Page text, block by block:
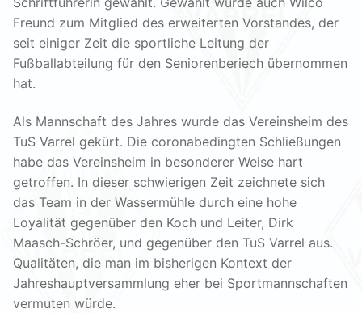
Freund zum Mitglied des erweiterten Vorstandes, der
seit einiger Zeit die sportliche Leitung der
Fußballabteilung für den Seniorenberiech übernommen
hat.
Als Mannschaft des Jahres wurde das Vereinsheim des
TuS Varrel gekürt. Die coronabedingten Schließungen
habe das Vereinsheim in besonderer Weise hart
getroffen. In dieser schwierigen Zeit zeichnete sich
das Team in der Wassermühle durch eine hohe
Loyalität gegenüber den Koch und Leiter, Dirk
Maasch-Schröer, und gegenüber den TuS Varrel aus.
Qualitäten, die man im bisherigen Kontext der
Jahreshauptversammlung eher bei Sportmannschaften
vermuten würde.